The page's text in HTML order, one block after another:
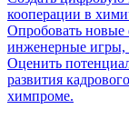
кооперации в
Опробовать новые
инженерные игры,
Оценить
развития
химпроме.